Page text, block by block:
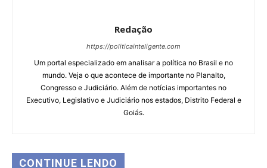
Redação
https://politicainteligente.com
Um portal especializado em analisar a política no Brasil e no
mundo. Veja o que acontece de importante no Planalto,
Congresso e Judiciário. Além de notícias importantes no
Executivo, Legislativo e Judiciário nos estados, Distrito Federal e
Goiás.
CONTINUE LENDO